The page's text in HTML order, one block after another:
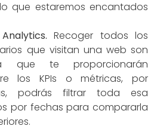
que estaremos encantados
Recoger todos los
que visitan una web son
que te proporcionarán
los KPIs o métricas, por
podrás filtrar toda esa
por fechas para compararla